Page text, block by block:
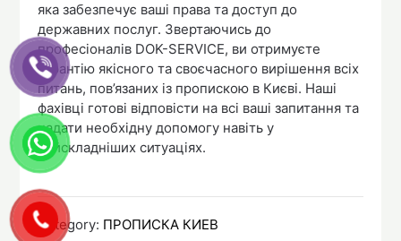
яка забезпечує ваші права та доступ до
державних послуг. Звертаючись до
професіоналів DOK-SERVICE, ви отримуєте
гарантію якісного та своєчасного вирішення всіх
питань, пов’язаних із пропискою в Києві. Наші
фахівці готові відповісти на всі ваші запитання та
надати необхідну допомогу навіть у
найскладніших ситуаціях.
Category: ПРОПИСКА КИЕВ